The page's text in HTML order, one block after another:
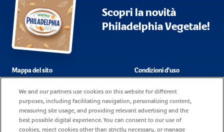
Scopri la novità
Philadelphia Vegetale!
Mappa del sito
Domande frequenti
Cookie policy
Informativa sulla privacy
Condizioni d'uso
Dati societari
Contatti
We and our partners use cookies on this website for different
purposes, including facilitating navigation, personalizing content,
measuring site usage, and providing relevant advertising and the
best possible digital experience. You can consent to our use of
cookies, reject cookies other than strictly necessary, or manage